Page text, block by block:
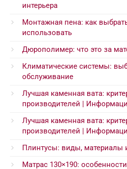
интерьера
Монтажная пена: как
использовать
Дюрополимер: что это за
Климатические системы:
обслуживание
Лучшая каменная вата:
производителей |
Лучшая каменная вата:
производителей |
Плинтусы: виды, материалы
Матрас 130×190: